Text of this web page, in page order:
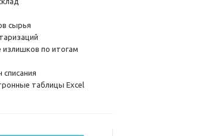
сырья
по итогам
списания
таблицы Excel